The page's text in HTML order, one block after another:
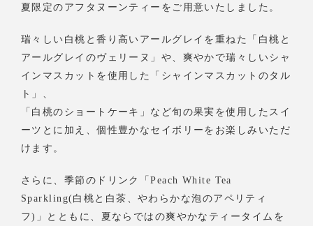
夏限定のアフタヌーンティーをご用意いたしました。
瑞々しい白桃と香り高いアールグレイを重ねた「白桃と
アールグレイのヴェリーヌ」や、爽やかで瑞々しいシャ
インマスカットを使用した「シャインマスカットのタル
ト」、
「白桃のショートケーキ」など旬の果実を使用したスイ
ーツとに加え、個性豊かなセイボリーをお楽しみいただ
けます。
さらに、季節のドリンク「Peach White Tea
Sparkling(白桃と白茶、やわらかな泡のアペリティ
フ)」とともに、夏ならではの爽やかなティータイムを